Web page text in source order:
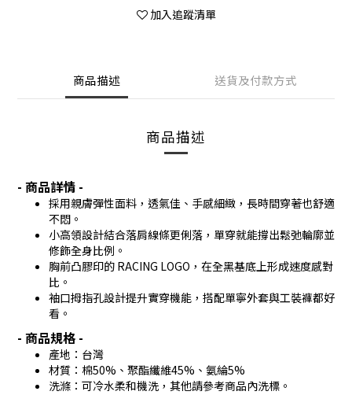
加入追蹤清單
商品描述 送貨及付款方式
商品描述
- 商品詳情 -
採用親膚彈性面料，透氣佳、手感細緻，長時間穿著也舒適
不悶。
小高領設計結合落肩線條更俐落，單穿就能撐出鬆弛輪廓並
修飾全身比例。
胸前凸膠印的 RACING LOGO，在全黑基底上形成速度感對
比。
袖口拇指孔設計提升實穿機能，搭配單寧外套與工裝褲都好
看。
- 商品規格 -
產地：台灣
材質：棉50%、聚酯纖維45%、氨綸5%
洗滌：可冷水柔和機洗，其他請參考商品內洗標。